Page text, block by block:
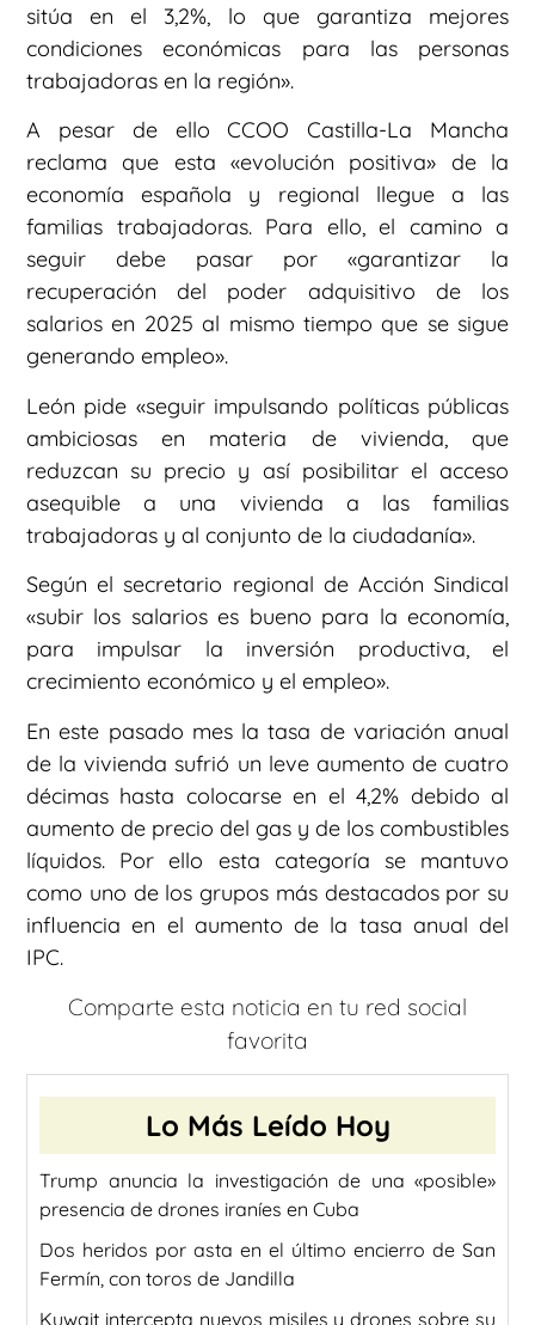
sitúa en el 3,2%, lo que garantiza mejores
condiciones económicas para las personas
trabajadoras en la región».
A pesar de ello CCOO Castilla-La Mancha
reclama que esta «evolución positiva» de la
economía española y regional llegue a las
familias trabajadoras. Para ello, el camino a
seguir debe pasar por «garantizar la
recuperación del poder adquisitivo de los
salarios en 2025 al mismo tiempo que se sigue
generando empleo».
León pide «seguir impulsando políticas públicas
ambiciosas en materia de vivienda, que
reduzcan su precio y así posibilitar el acceso
asequible a una vivienda a las familias
trabajadoras y al conjunto de la ciudadanía».
Según el secretario regional de Acción Sindical
«subir los salarios es bueno para la economía,
para impulsar la inversión productiva, el
crecimiento económico y el empleo».
En este pasado mes la tasa de variación anual
de la vivienda sufrió un leve aumento de cuatro
décimas hasta colocarse en el 4,2% debido al
aumento de precio del gas y de los combustibles
líquidos. Por ello esta categoría se mantuvo
como uno de los grupos más destacados por su
influencia en el aumento de la tasa anual del
IPC.
Comparte esta noticia en tu red social
favorita
Lo Más Leído Hoy
Trump anuncia la investigación de una «posible»
presencia de drones iraníes en Cuba
Dos heridos por asta en el último encierro de San
Fermín, con toros de Jandilla
Kuwait intercepta nuevos misiles y drones sobre su